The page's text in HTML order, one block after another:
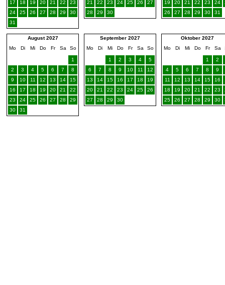
17
18 19 20 21 22
23
24
25 26 27 28 29
30
31
21
22 23 24 25 26
27
28
29 30
19
20 21 22 23 24
26
27 28 29 30 31
August 2027
Mo
Di Mi Do Fr Sa So
1
2
3 4 5 6 7
8
9
10 11 12 13 14
15
16
17 18 19 20 21
22
23
24 25 26 27 28
29
30
31
September 2027
Mo
Di Mi Do Fr Sa So
1 2 3 4
5
6
7 8 9 10 11
12
13
14 15 16 17 18
19
20
21 22 23 24 25
26
27
28 29 30
Oktober 2027
Mo
Di Mi Do Fr Sa
1
2
4
5 6 7 8 9
11
12 13 14 15 16
18
19 20 21 22 23
25
26 27 28 29 30